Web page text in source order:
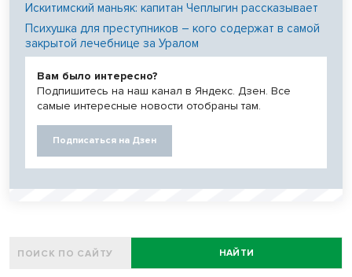
Искитимский маньяк: капитан Чеплыгин рассказывает
Психушка для преступников – кого содержат в самой
закрытой лечебнице за Уралом
Вам было интересно?
Подпишитесь на наш канал в Яндекс. Дзен. Все
самые интересные новости отобраны там.
Подписаться на Дзен
НАЙТИ